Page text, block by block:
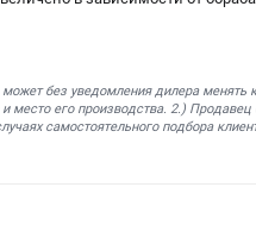
без уведомления дилера менять
место его производства. 2.)
самостоятельного подбора